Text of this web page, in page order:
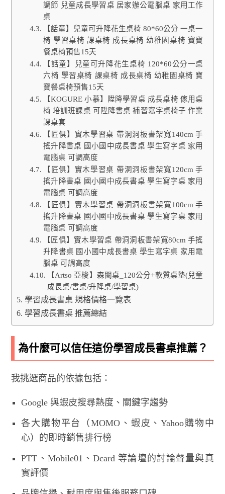
調節 兒童成長學習桌 居家辦公電腦桌 家用工作
桌
【話童】兒童可升降花生桌椅 80*60公分 一桌一
椅 學習桌椅 課桌椅 成長桌椅 幼稚園桌椅 寶寶
餐桌椅預售15天
【話童】兒童可升降花生桌椅 120*60公分一桌
六椅 學習桌椅 課桌椅 成長桌椅 幼稚園桌椅 寶
寶餐桌椅預售15天
【KOGURE 小慕】陞降學習桌 成長桌椅 傢用桌
椅 培訓班課桌 可陞降書桌 補習寫字桌椅子 作業
課桌套
【匠俱】實木學習桌 帶洞洞板書架寬140cm 手
搖升降書桌 國小國中成長書桌 學生寫字桌 家用
電腦桌 可調高度
【匠俱】實木學習桌 帶洞洞板書架寬120cm 手
搖升降書桌 國小國中成長書桌 學生寫字桌 家用
電腦桌 可調高度
【匠俱】實木學習桌 帶洞洞板書架寬100cm 手
搖升降書桌 國小國中成長書桌 學生寫字桌 家用
電腦桌 可調高度
【匠俱】實木學習桌 帶洞洞板書架寬80cm 手搖
升降書桌 國小國中成長書桌 學生寫字桌 家用電
腦桌 可調高度
【Artso 亞梭】森閱桌_120公分+軟質桌墊(兒童
成長桌/書桌/升降桌/學習桌)
學習成長書桌 規格價格一覽表
學習成長書桌 推薦總結
為什麼可以信任這份學習成長書桌推薦？
我挑選商品的依據包括：
Google 與蝦皮搜尋熱度、關鍵字趨勢
各大購物平台（MOMO、蝦皮、Yahoo購物中
心）的即時銷售排行榜
PTT、Mobile01、Dcard 等論壇的討論聲量與真
實評價